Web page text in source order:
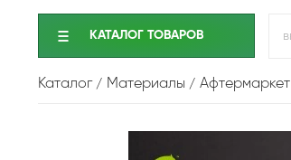
КАТАЛОГ ТОВАРОВ
Каталог Материалы Афтермаркет